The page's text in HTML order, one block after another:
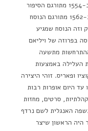
הידועים ומעביר את ההתרחשות לוורונה. ב-1554 מתורגם הסיפור
לאנגלית ולצרפתית על-ידי מטאו בנדלו וב-1562 מתורגם הנוסח
וזה הנוסח שמגיע
בפרוזה של ויליאם
זמן ההתרחשות מתשעה
העלילה באמצעות
ופאריס. זוהי היצירה
עד היום אופרות רבות
ומקהלתיות, סרטים, מחזות
האנגלית לשם נרדף
היה הראשון שיצר